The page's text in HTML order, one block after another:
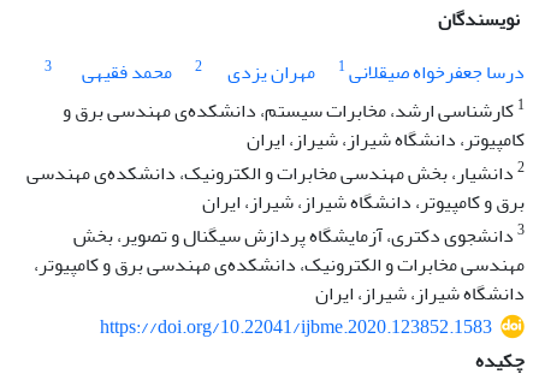
نویسندگان
درسا جعفرخواه صیقلانی1 مهران یزدی 2 محمد فقیهی
3
1کارشناسی ارشد، مخابرات سیستم، دانشکده‌ی مهندسی برق و
کامپیوتر، دانشگاه شیراز، شیراز، ایران
2دانشیار، بخش مهندسی مخابرات و الکترونیک، دانشکده‌ی مهندسی
برق و کامپیوتر، دانشگاه شیراز، شیراز، ایران
3دانشجوی دکتری، آزمایشگاه پردازش سیگنال و تصویر، بخش
مهندسی مخابرات و الکترونیک، دانشکده‌ی مهندسی برق و کامپیوتر،
دانشگاه شیراز، شیراز، ایران
https://doi.org/10.22041/ijbme.2020.123852.1583
چکیده